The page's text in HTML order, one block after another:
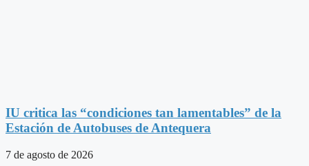
IU critica las “condiciones tan lamentables” de la
Estación de Autobuses de Antequera
7 de agosto de 2026